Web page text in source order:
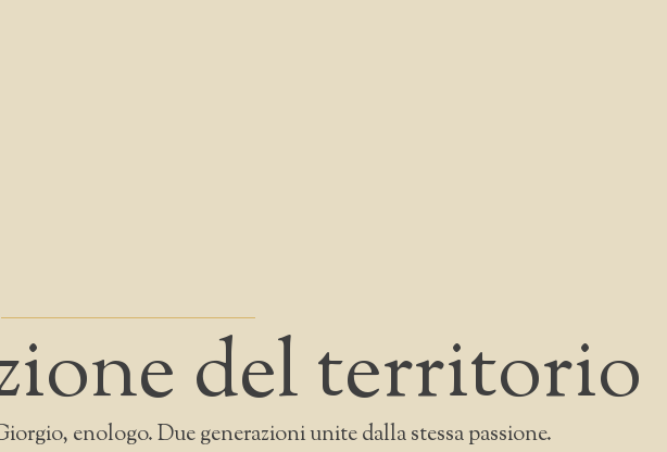
del territorio
enologo. Due generazioni unite dalla stessa passione.